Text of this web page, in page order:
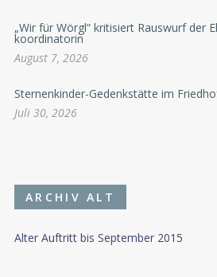
„Wir für Wörgl“ kritisiert Rauswurf der
koordinatorin
August 7, 2026
Sternenkinder-Gedenkstätte im
Juli 30, 2026
ARCHIV ALT
Alter Auftritt bis September 2015